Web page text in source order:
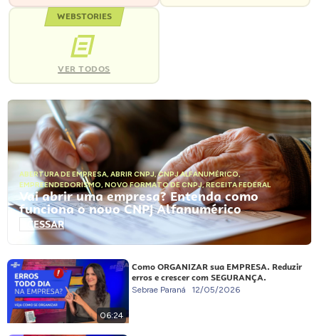
WEBSTORIES
VER TODOS
ABERTURA DE EMPRESA, ABRIR CNPJ,CNPJ ALFANUMÉRICO,
EMPREENDEDORISMO, NOVO FORMATO DE CNPJ,RECEITA FEDERAL
Vai abrir uma empresa? Entenda como
funciona o novo CNPJ Alfanumérico
ACESSAR
06:24
Como ORGANIZAR sua EMPRESA. Reduzir
erros e crescer com SEGURANÇA.
Sebrae Paraná 12/05/2026